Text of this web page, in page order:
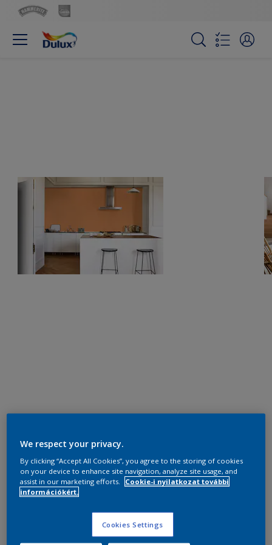
We respect your privacy.
By clicking “Accept All Cookies”, you agree to the storing of cookies
on your device to enhance site navigation, analyze site usage, and
assist in our marketing efforts.
Cookie-i nyilatkozat további
információkért.
Cookies Settings